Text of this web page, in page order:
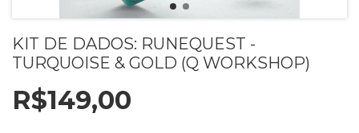
KIT DE DADOS: RUNEQUEST -
TURQUOISE & GOLD (Q WORKSHOP)
R$149,00